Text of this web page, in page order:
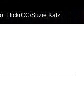
FlickrCC/Suzie Katz